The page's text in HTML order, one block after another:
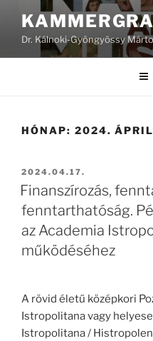
Tartalomhoz
Dr. Kálnoki-Gyöngyössy
HÓNAP: 2024.
BEKÜLDVE:
2024.04.17.
Finanszírozás,
fenntarthatóság.
az Academia
működéséhez
A rövid életű középkori
Istropolitana vagy
Istropolitana /